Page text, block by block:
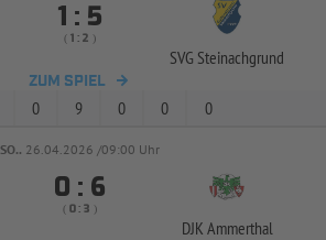
 : 
(  :  )
SVG Steinachgrund
ZUM SPIEL
0 9 0 0 0
SO.. 26.04.2026 /09:00 Uhr
 : 
( :  )
DJK Ammerthal